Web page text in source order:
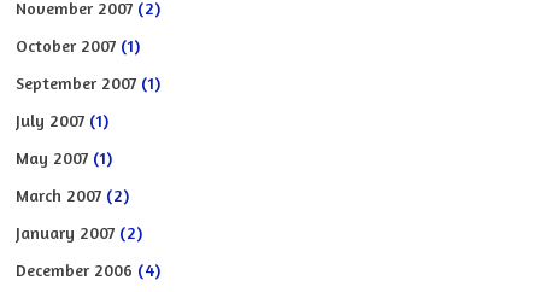
November 2007 (2)
October 2007 (1)
September 2007 (1)
July 2007 (1)
May 2007 (1)
March 2007 (2)
January 2007 (2)
December 2006 (4)